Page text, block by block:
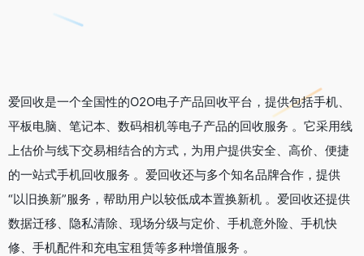
爱回收是一个全国性的O2O电子产品回收平台，提供包括手机、
平板电脑、笔记本、数码相机等电子产品的回收服务 。它采用线
上估价与线下交易相结合的方式，为用户提供安全、高价、便捷
的一站式手机回收服务 。爱回收还与多个知名品牌合作，提供
“以旧换新”服务，帮助用户以较低成本置换新机 。爱回收还提供
数据迁移、隐私清除、现场分级与定价、手机意外险、手机快
修、手机配件和充电宝租赁等多种增值服务 。